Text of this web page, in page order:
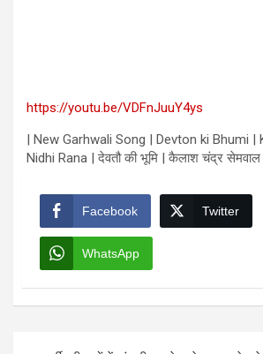
https://youtu.be/VDFnJuuY4ys
| New Garhwali Song | Devton ki Bhumi |
Nidhi Rana | देवतौ की भूमि | कैलाश चंद्र सेमवाल
Facebook Twitter
WhatsApp
Post